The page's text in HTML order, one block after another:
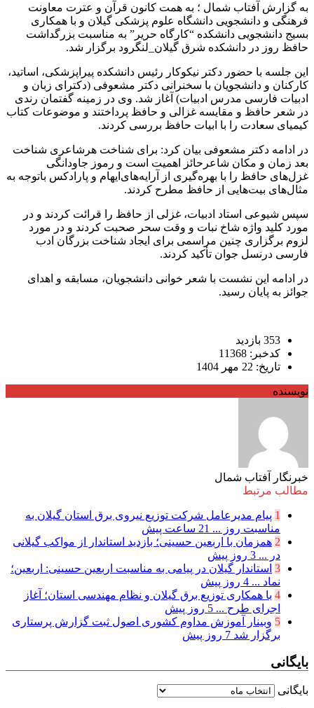
به گزارش آفتاب شمال ؛ به همت کانون قرآن و عترت معاونت
فرهنگی و دانشجویی دانشگاه علوم پزشکی گیلان و با همکاری
بسیج دانشجویی دانشکده “کارگاه حریر” به مناسبت بزرگداشت
حافظ روز در دانشکده شرق گیلان_لنگرود برگزار شد.
این جلسه با حضور دکتر نیکوکار رئیس دانشکده پیراپزشکی، اساتید،
کارکنان و دانشجویان با سخنرانی دکتر مشعوفی (دکترای زبان و
ادبیات فارسی مدرس ادبیات) آغاز شد. وی در زمینه گفتمان رندی
در شعر حافظ و مقایسه غزالی و حافظ پرداختند و موضوعات کتاب
کیمیای سعادت را با ابیات حافظ بررسی کردند.
در ادامه دکتر مشعوفی بیان کرد: برای شناخت هرشاعری شناخت
بعد زمان و مکان شاعرحائز اهمیت است و رموز جاودانگی
غزل‌های حافظ را با بهره‌گیری از آرایه‌های‌ایهام و پارادکس باتوجه به
مثال‌های بیت‌هایی از حافظ مطرح کردند.
سپس شیوعی استاد ادبیات، غزلی از حافظ را قرائت کردند و در
مورد کلید واژه شاخ نبات و وقت سحر صحبت کردند و در مورد
لزوم برگزاری چنین مراسمی برای ایجاد شناخت بزرگان ادب
فارسی درنسل جوان تأکید کردند.
در ادامه این نشست با شعر خوانی دانشجویان، مسابقه و اهدای
جوائز به پایان رسید.
353 بازدید
کدخبر: 11368
تاریخ: 22 مهر 1404
نویسنده
خبرنگار آفتاب شمال
مطالب مرتبط
1 پیام مدیرعامل شركت توزیع نیروی برق استان گیلان به
مناسبت روز ... 21 ساعت پیش
2 همزمان با اربعین حسینی؛ بازدید استاندار از مواکب گیلانی
در ... 3 روز پیش
3 استاندار گیلان در پیامی به مناسبت اربعین حسینی: اربعین؛
نماد ... 4 روز پیش
4 با همکاری توزیع برق گیلان و نظام مهندسی استان؛ آغاز
اجرای طرح ... 5 روز پیش
5 وبینار آموزش مداوم کشوری اصول ثبت گزارش پرستاری
برگزار شد 7 روز پیش
بایگانی
بایگانی